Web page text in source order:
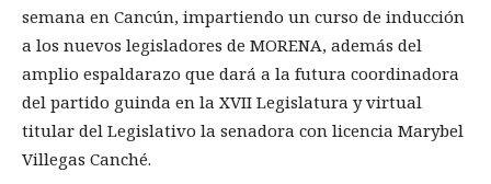
semana en Cancún, impartiendo un curso de inducción
a los nuevos legisladores de MORENA, además del
amplio espaldarazo que dará a la futura coordinadora
del partido guinda en la XVII Legislatura y virtual
titular del Legislativo la senadora con licencia Marybel
Villegas Canché.